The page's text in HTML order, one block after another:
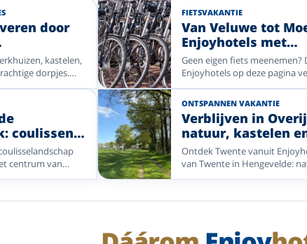
door
vol rust
kastelen,
dorpjes.
brengt u
streken in
FIETSVAKANTIE
Van Veluwe tot
Enjoyhotels met
fietsverhuur
Geen eigen fiets meenemen?
Enjoyhotels op deze pagina
E-bikes. De tarieven
hotel. Kies een fietsregio in
of Duitsland, van kust en
bos en heide.
coulissen,
stadjes
centrum van
Enjoyhotels
grens.
ONTSPANNEN VAKANTIE
Verblijven in
natuur, kastelen
comfort in Twente
Ontdek Twente vanuit
van Twente in Hengevelde:
kastelen, fietsroutes en het 5-